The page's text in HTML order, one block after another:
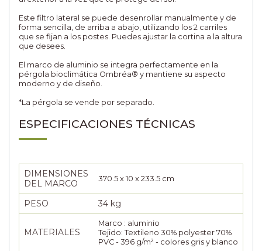
Este filtro lateral se puede desenrollar manualmente y de
forma sencilla, de arriba a abajo, utilizando los 2 carriles
que se fijan a los postes. Puedes ajustar la cortina a la altura
que desees.
El marco de aluminio se integra perfectamente en la
pérgola bioclimática Ombréa® y mantiene su aspecto
moderno y de diseño.
*La pérgola se vende por separado.
ESPECIFICACIONES TÉCNICAS
DIMENSIONES
DEL MARCO
370.5 x 10 x 233.5 cm
PESO 34 kg
MATERIALES
Marco : aluminio
Tejido: Textileno 30% polyester 70%
PVC - 396 g/m² - colores gris y blanco